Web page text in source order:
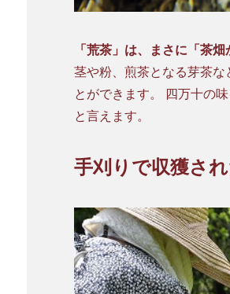
「荒茶」は、まさに「茶
茎や粉、煎茶となる芽茶
とができます。 四万十の味を知っていただくにはうってつけの、「お茶本来の味を楽しめるお茶」
と言えます。
手刈りで収獲さ